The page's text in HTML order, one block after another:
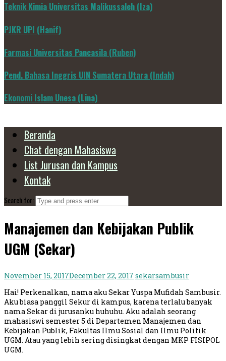
Teknik Kimia Universitas Malikussaleh (Iza)
PJKR UPI (Hanif)
Farmasi Universitas Pancasila (Ruben)
Pend. Bahasa Inggris UIN Sumatera Utara (Indah)
Ekonomi Islam Unesa (Lina)
Beranda
Chat dengan Mahasiswa
List Jurusan dan Kampus
Kontak
Search for:
Manajemen dan Kebijakan Publik
UGM (Sekar)
November 15, 2017December 22, 2017 sekarsambusir
Hai! Perkenalkan, nama aku Sekar Yuspa Mufidah Sambusir.
Aku biasa panggil Sekur di kampus, karena terlalu banyak
nama Sekar di jurusanku huhuhu. Aku adalah seorang
mahasiswi semester 5 di Departemen Manajemen dan
Kebijakan Publik, Fakultas Ilmu Sosial dan Ilmu Politik
UGM. Atau yang lebih sering disingkat dengan MKP FISIPOL
UGM.